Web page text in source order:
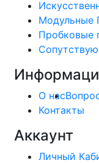
Модульные
Пробковые
О нас
Контакты
Аккаунт
Личный